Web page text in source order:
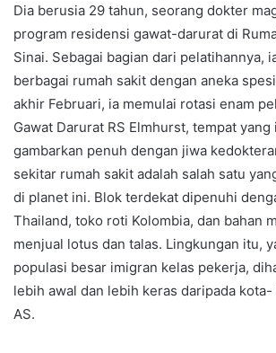
Dia berusia 29 tahun, seorang dokter
program residensi gawat-darurat di
Sinai. Sebagai bagian dari pelatihannya,
berbagai rumah sakit dengan aneka
akhir Februari, ia memulai rotasi enam
Gawat Darurat RS Elmhurst, tempat yang
gambarkan penuh dengan jiwa
sekitar rumah sakit adalah salah satu
di planet ini. Blok terdekat dipenuhi
Thailand, toko roti Kolombia, dan bahan
menjual lotus dan talas. Lingkungan itu,
populasi besar imigran kelas pekerja,
lebih awal dan lebih keras daripada
AS.